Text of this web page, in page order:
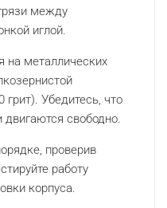
между
иглой.
на металлических
Убедитесь, что
двигаются свободно.
проверив
работу
корпуса.